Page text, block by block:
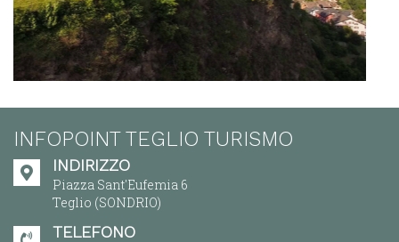
INFOPOINT TEGLIO TURISMO
INDIRIZZO
Piazza Sant'Eufemia 6
Teglio (SONDRIO)
TELEFONO